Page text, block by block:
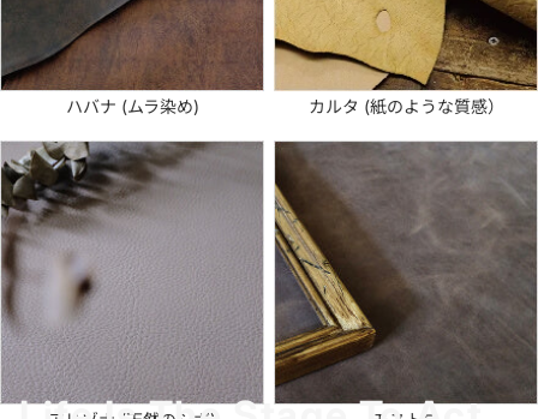
ハバナ (ムラ染め) カルタ (紙のような質感）